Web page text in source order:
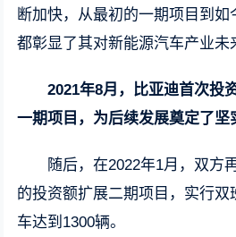
断加快，从最初的一期项目到
都彰显了其对新能源汽车产业未
2021年8月，比亚迪首次投
一期项目，为后续发展奠定了坚
随后，在2022年1月，双方
的投资额扩展二期项目，实行
车达到1300辆。